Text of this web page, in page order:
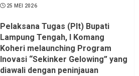
25 MEI 2026
Pelaksana Tugas (Plt) Bupati
Lampung Tengah, I Komang
Koheri melaunching Program
Inovasi “Sekinker Gelowing” yang
diawali dengan peninjauan